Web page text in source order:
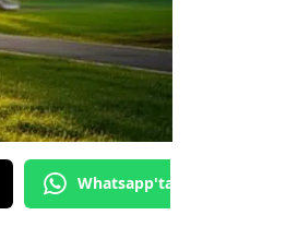
Çorum
Denizli
Diyarbakır
Edirne
Elazığ
Whatsapp'tan Gönder